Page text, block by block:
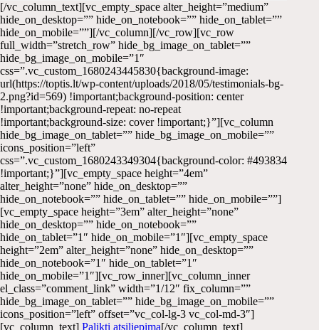
[/vc_column_text][vc_empty_space alter_height=”medium”
hide_on_desktop=”” hide_on_notebook=”” hide_on_tablet=””
hide_on_mobile=””][/vc_column][/vc_row][vc_row
full_width=”stretch_row” hide_bg_image_on_tablet=””
hide_bg_image_on_mobile=”1″
css=”.vc_custom_1680243445830{background-image:
url(https://toptis.lt/wp-content/uploads/2018/05/testimonials-bg-
2.png?id=569) !important;background-position: center
!important;background-repeat: no-repeat
!important;background-size: cover !important;}”][vc_column
hide_bg_image_on_tablet=”” hide_bg_image_on_mobile=””
icons_position=”left”
css=”.vc_custom_1680243349304{background-color: #493834
!important;}”][vc_empty_space height=”4em”
alter_height=”none” hide_on_desktop=””
hide_on_notebook=”” hide_on_tablet=”” hide_on_mobile=””]
[vc_empty_space height=”3em” alter_height=”none”
hide_on_desktop=”” hide_on_notebook=””
hide_on_tablet=”1″ hide_on_mobile=”1″][vc_empty_space
height=”2em” alter_height=”none” hide_on_desktop=””
hide_on_notebook=”1″ hide_on_tablet=”1″
hide_on_mobile=”1″][vc_row_inner][vc_column_inner
el_class=”comment_link” width=”1/12″ fix_column=””
hide_bg_image_on_tablet=”” hide_bg_image_on_mobile=””
icons_position=”left” offset=”vc_col-lg-3 vc_col-md-3″]
[vc_column_text] Palikti atsiliepimą[/vc_column_text]